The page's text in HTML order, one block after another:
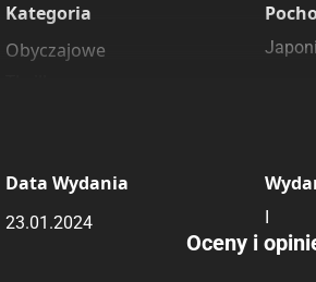
Kategoria
Obyczajowe
Data Wydania
23.01.2024 I
Oceny i